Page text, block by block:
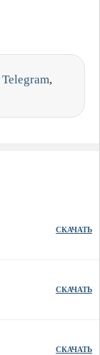
Telegram,
СКАЧАТЬ
СКАЧАТЬ
СКАЧАТЬ